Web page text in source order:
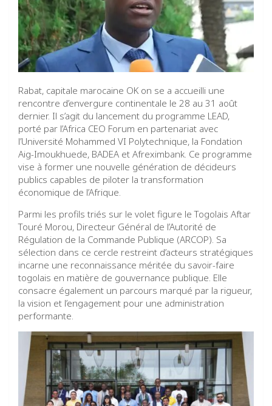
Rabat, capitale marocaine OK on se a accueilli une
rencontre d’envergure continentale le 28 au 31 août
dernier. Il s’agit du lancement du programme LEAD,
porté par l’Africa CEO Forum en partenariat avec
l’Université Mohammed VI Polytechnique, la Fondation
Aig-Imoukhuede, BADEA et Afreximbank. Ce programme
vise à former une nouvelle génération de décideurs
publics capables de piloter la transformation
économique de l’Afrique.
Parmi les profils triés sur le volet figure le Togolais Aftar
Touré Morou, Directeur Général de l’Autorité de
Régulation de la Commande Publique (ARCOP). Sa
sélection dans ce cercle restreint d’acteurs stratégiques
incarne une reconnaissance méritée du savoir-faire
togolais en matière de gouvernance publique. Elle
consacre également un parcours marqué par la rigueur,
la vision et l’engagement pour une administration
performante.